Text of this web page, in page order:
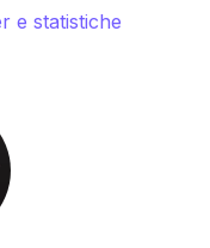
e statistiche